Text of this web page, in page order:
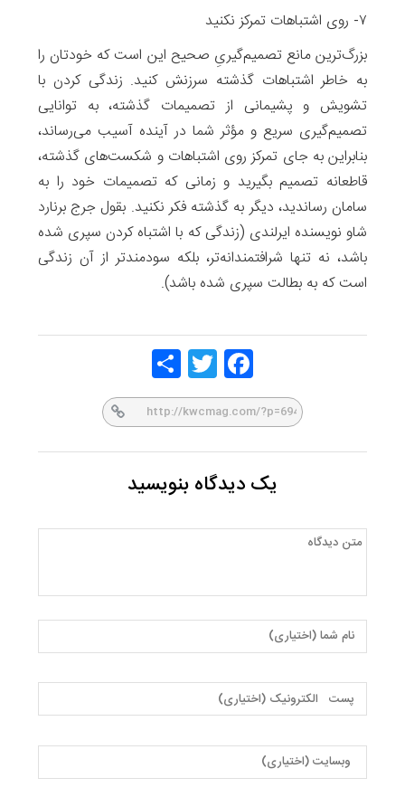
۷- روی اشتباهات تمرکز نکنید
بزرگ‌ترین مانع تصمیم‌گیریِ صحیح این است که خودتان را
به خاطر اشتباهات گذشته سرزنش کنید. زندگی کردن با
تشویش و پشیمانی از تصمیمات گذشته، به توانایی
تصمیم‌گیری سریع و مؤثر شما در آینده آسیب می‌رساند،
بنابراین به جای تمرکز روی اشتباهات و شکست‌های گذشته،
قاطعانه تصمیم بگیرید و زمانی که تصمیمات خود را به
سامان رساندید، دیگر به گذشته فکر نکنید. بقول جرج برنارد
شاو نویسنده ایرلندی (زندگی‌ که با اشتباه کردن‌ سپری شده
باشد، نه تنها شرافتمندانه‌تر‌، بلکه سودمندتر از آن زندگی
است که به بطالت سپری شده باشد).
Face
Twitt
یک دیدگاه بنویسید